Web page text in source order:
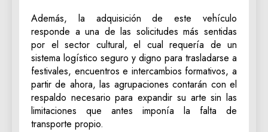
‎Además, la adquisición de este vehículo
responde a una de las solicitudes más sentidas
por el sector cultural, el cual requería de un
sistema logístico seguro y digno para trasladarse a
festivales, encuentros e intercambios formativos, a
partir de ahora, las agrupaciones contarán con el
respaldo necesario para expandir su arte sin las
limitaciones que antes imponía la falta de
transporte propio.